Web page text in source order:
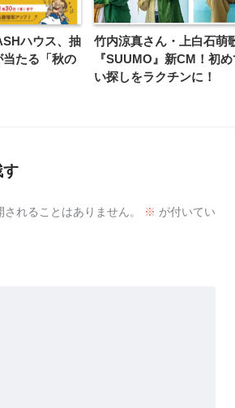
ハウス、抽
たる「秋の
竹内涼真さん・上白石萌
『SUUMO』新CM！初
い探しをラクチンに！
す
れることはありません。 ※ が付いてい